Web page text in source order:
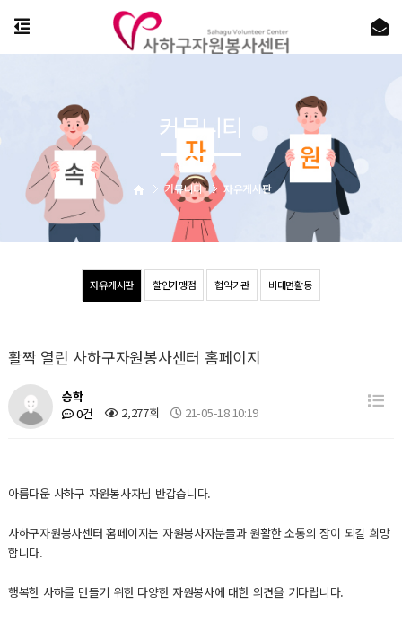
자유게시판 할인가맹점 협약기관 비대면활동
커뮤니티 자유게시판
커뮤니티
활짝 열린 사하구자원봉사센터 홈페이지
승학
0건
2,277회 21-05-18 10:19
아름다운 사하구 자원봉사자님 반갑습니다.
사하구자원봉사센터 홈페이지는 자원봉사자분들과 원활한 소통의 장이 되길 희망
합니다.
행복한 사하를 만들기 위한 다양한 자원봉사에 대한 의견을 기다립니다.